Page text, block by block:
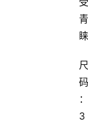
青
睐
尺
码
：
3